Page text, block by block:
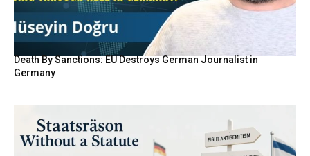
Death By Sanctions: EU Destroys German Journalist in
Germany